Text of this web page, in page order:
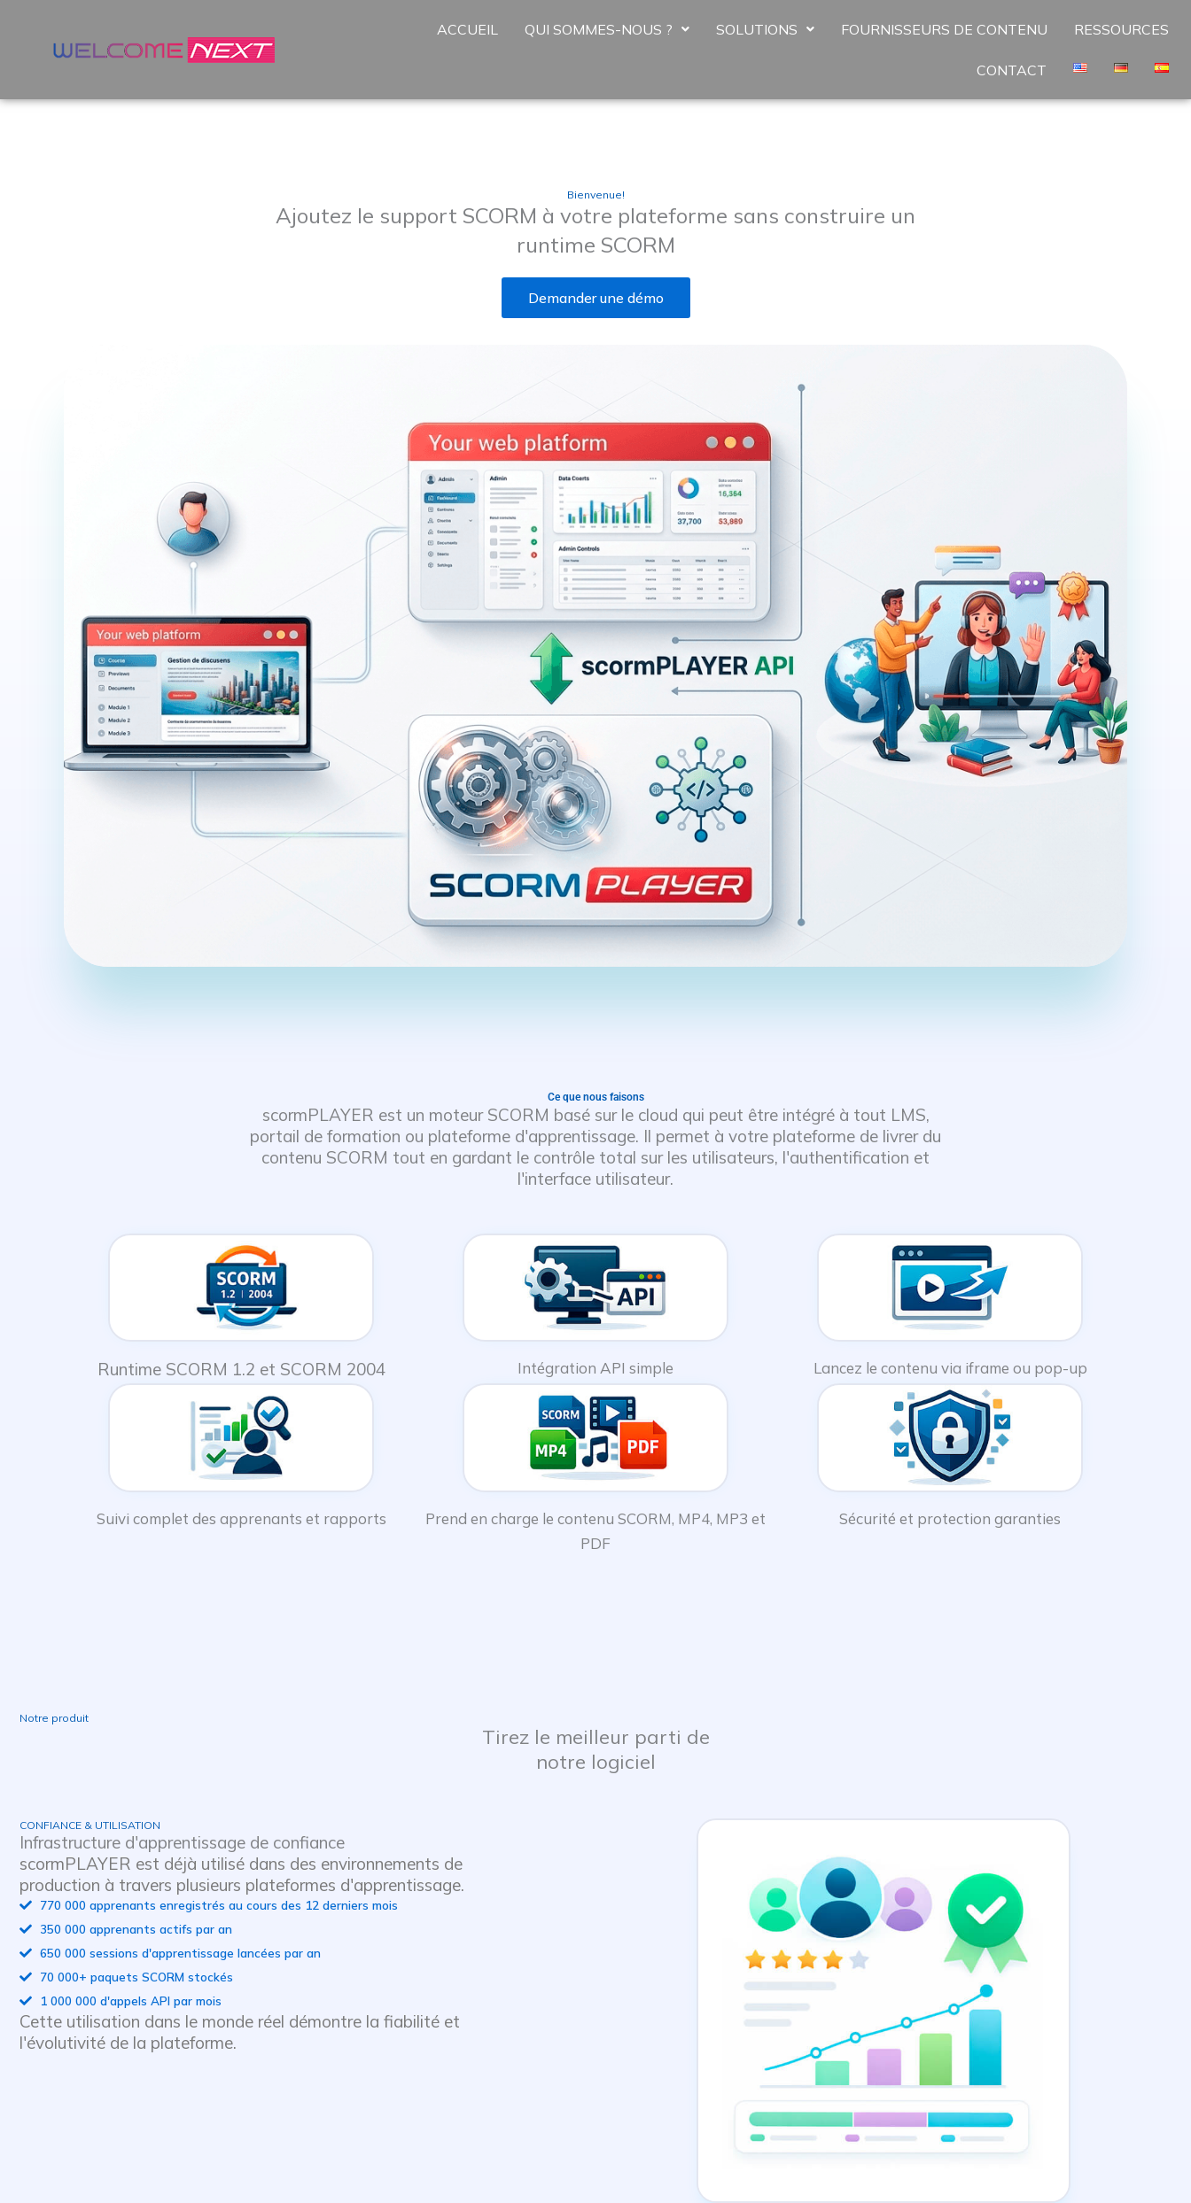
ACCUEIL QUI SOMMES-NOUS ? SOLUTIONS FOURNISSEURS DE CONTENU RESSOURCES
CONTACT
Bienvenue!
Ajoutez le support SCORM à votre plateforme sans construire un
runtime SCORM
Demander une démo
Ce que nous faisons
scormPLAYER est un moteur SCORM basé sur le cloud qui peut être intégré à tout LMS,
portail de formation ou plateforme d'apprentissage. Il permet à votre plateforme de livrer du
contenu SCORM tout en gardant le contrôle total sur les utilisateurs, l'authentification et
l'interface utilisateur.
Runtime SCORM 1.2 et SCORM 2004 Intégration API simple Lancez le contenu via iframe ou pop-up
Suivi complet des apprenants et rapports
Prend en charge le contenu SCORM, MP4, MP3 et
PDF
Sécurité et protection garanties
Notre produit
Tirez le meilleur parti de
notre logiciel
CONFIANCE & UTILISATION
Infrastructure d'apprentissage de confiance
scormPLAYER est déjà utilisé dans des environnements de
production à travers plusieurs plateformes d'apprentissage.
770 000 apprenants enregistrés au cours des 12 derniers mois
350 000 apprenants actifs par an
650 000 sessions d'apprentissage lancées par an
70 000+ paquets SCORM stockés
1 000 000 d'appels API par mois
Cette utilisation dans le monde réel démontre la fiabilité et
l'évolutivité de la plateforme.